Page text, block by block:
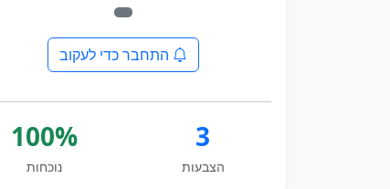
התחבר כדי לעקוב
3
הצבעות
100%
נוכחות